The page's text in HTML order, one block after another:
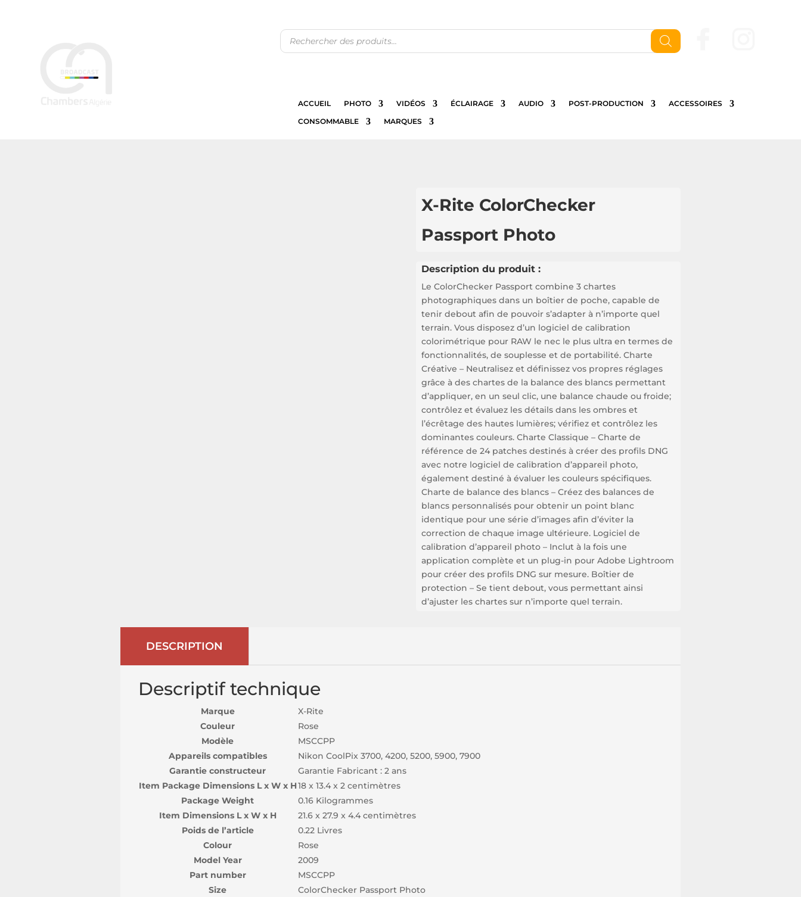
Recherche
de
produits
ACCUEIL PHOTO VIDÉOS ÉCLAIRAGE AUDIO POST-PRODUCTION
ACCESSOIRES
CONSOMMABLE
MARQUES
X-Rite ColorChecker
Passport Photo
Description du produit :
Le ColorChecker Passport combine 3 chartes
photographiques dans un boîtier de poche, capable de
tenir debout afin de pouvoir s’adapter à n’importe quel
terrain. Vous disposez d’un logiciel de calibration
colorimétrique pour RAW le nec le plus ultra en termes de
fonctionnalités, de souplesse et de portabilité. Charte
Créative – Neutralisez et définissez vos propres réglages
grâce à des chartes de la balance des blancs permettant
d’appliquer, en un seul clic, une balance chaude ou froide;
contrôlez et évaluez les détails dans les ombres et
l’écrêtage des hautes lumières; vérifiez et contrôlez les
dominantes couleurs. Charte Classique – Charte de
référence de 24 patches destinés à créer des profils DNG
avec notre logiciel de calibration d’appareil photo,
également destiné à évaluer les couleurs spécifiques.
Charte de balance des blancs – Créez des balances de
blancs personnalisés pour obtenir un point blanc
identique pour une série d’images afin d’éviter la
correction de chaque image ultérieure. Logiciel de
calibration d’appareil photo – Inclut à la fois une
application complète et un plug-in pour Adobe Lightroom
pour créer des profils DNG sur mesure. Boîtier de
protection – Se tient debout, vous permettant ainsi
d’ajuster les chartes sur n’importe quel terrain.
DESCRIPTION
Descriptif technique
Marque
X-Rite
Couleur
Rose
Modèle
MSCCPP
Appareils compatibles
Nikon CoolPix 3700, 4200, 5200, 5900, 7900
Garantie constructeur
Garantie Fabricant : 2 ans
Item Package Dimensions L x W x H18 x 13.4 x 2 centimètres
Package Weight
0.16 Kilogrammes
Item Dimensions L x W x H
21.6 x 27.9 x 4.4 centimètres
Poids de l’article
0.22 Livres
Colour
Rose
Model Year
2009
Part number
MSCCPP
Size
ColorChecker Passport Photo